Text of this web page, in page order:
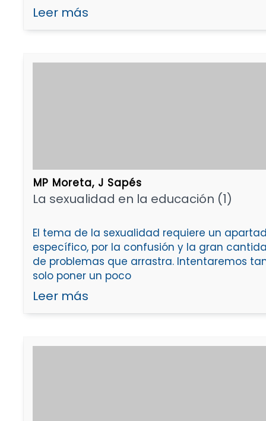
Leer más
MP Moreta, J Sapés
La sexualidad en la educación (1)
El tema de la sexualidad requiere un
específico, por la confusión y la gran
de problemas que arrastra. Intentaremos
solo poner un poco
Leer más